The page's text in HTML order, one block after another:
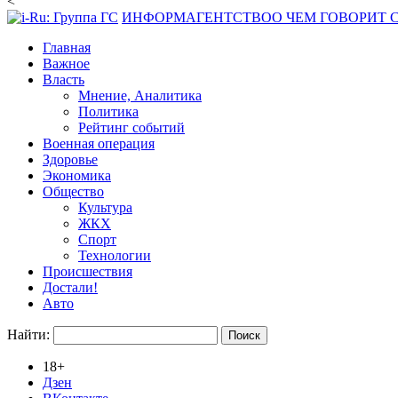
ИНФОРМАГЕНТСТВОО ЧЕМ ГОВОРИТ
Главная
Важное
Власть
Мнение, Аналитика
Политика
Рейтинг событий
Военная операция
Здоровье
Экономика
Общество
Культура
ЖКХ
Спорт
Технологии
Происшествия
Достали!
Авто
Найти:
18+
Дзен